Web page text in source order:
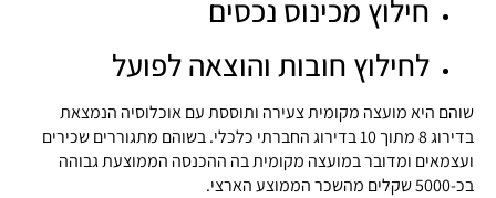
חילוץ מכינוס נכסים
לחילוץ חובות והוצאה לפועל
שוהם היא מועצה מקומית צעירה ותוססת עם אוכלוסיה הנמצאת
בדירוג 8 מתוך 10 בדירוג החברתי כלכלי. בשוהם מתגוררים שכירים
ועצמאים ומדובר במועצה מקומית בה ההכנסה הממוצעת גבוהה
בכ-5000 שקלים מהשכר הממוצע הארצי.